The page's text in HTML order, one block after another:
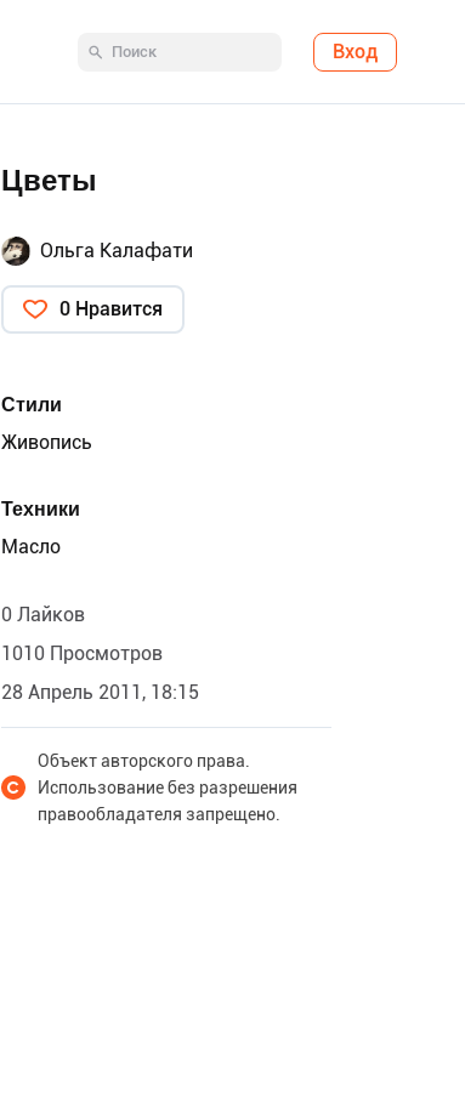
Вход
Цветы
Ольга Калафати
0 Нравится
Стили
Живопись
Техники
Масло
0 Лайков
1010 Просмотров
28 Апрель 2011, 18:15
Объект авторского права.
Использование без разрешения
правообладателя запрещено.